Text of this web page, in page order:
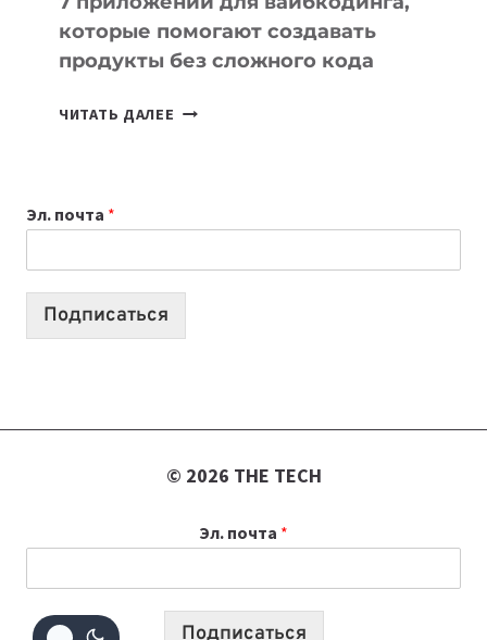
которые помогают создавать
продукты без сложного кода
ЧИТАТЬ ДАЛЕЕ
СОЗДАВАТЬ
ПРОДУКТЫ
Эл. почта *
Подписаться
© 2026 THE TECH
Эл. почта *
Подписаться